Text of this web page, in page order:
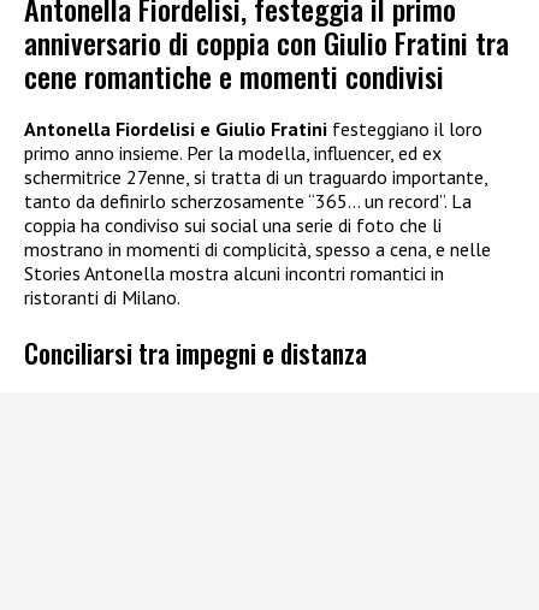
anniversario di coppia con Giulio Fratini tra
cene romantiche e momenti condivisi
Antonella Fiordelisi e Giulio Fratini festeggiano il loro
primo anno insieme. Per la modella, influencer, ed ex
schermitrice 27enne, si tratta di un traguardo importante,
tanto da definirlo scherzosamente “365… un record”. La
coppia ha condiviso sui social una serie di foto che li
mostrano in momenti di complicità, spesso a cena, e nelle
Stories Antonella mostra alcuni incontri romantici in
ristoranti di Milano.
Conciliarsi tra impegni e distanza